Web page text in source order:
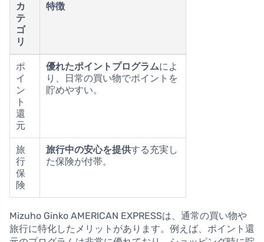
カ
テ
ゴ
リ
特徴
ポ
イ
ン
ト
還
元
優れたポイントプログラムによ
り、日常の買い物でポイントを
貯めやすい。
旅
行
保
険
旅行中の安心を提供する充実し
た保険が付帯。
Mizuho Ginko AMERICAN EXPRESSは、通常の買い物や
旅行に特化したメリットがあります。例えば、ポイント還